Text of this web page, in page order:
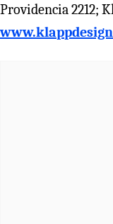
Providencia 2212;